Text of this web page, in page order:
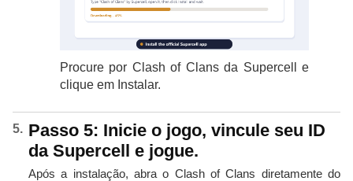
Procure por Clash of Clans da Supercell e
clique em Instalar.
Passo 5: Inicie o jogo, vincule seu ID
da Supercell e jogue.
Após a instalação, abra o Clash of Clans diretamente do